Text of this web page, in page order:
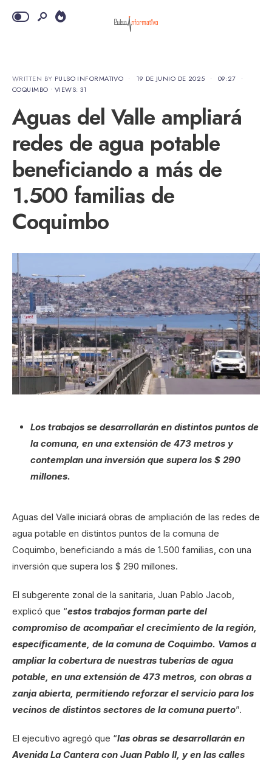
WRITTEN BY PULSO INFORMATIVO • 19 DE JUNIO DE 2025 • 09:27
•
COQUIMBO • VIEWS: 31
Aguas del Valle ampliará
redes de agua potable
beneficiando a más de
1.500 familias de
Coquimbo
Los trabajos se desarrollarán en distintos puntos de
la comuna, en una extensión de 473 metros y
contemplan una inversión que supera los $ 290
millones.
Aguas del Valle iniciará obras de ampliación de las redes de
agua potable en distintos puntos de la comuna de
Coquimbo, beneficiando a más de 1.500 familias, con una
inversión que supera los $ 290 millones.
El subgerente zonal de la sanitaria, Juan Pablo Jacob,
explicó que “estos trabajos forman parte del
compromiso de acompañar el crecimiento de la región,
específicamente, de la comuna de Coquimbo. Vamos a
ampliar la cobertura de nuestras tuberías de agua
potable, en una extensión de 473 metros, con obras a
zanja abierta, permitiendo reforzar el servicio para los
vecinos de distintos sectores de la comuna puerto”.
El ejecutivo agregó que “las obras se desarrollarán en
Avenida La Cantera con Juan Pablo II, y en las calles